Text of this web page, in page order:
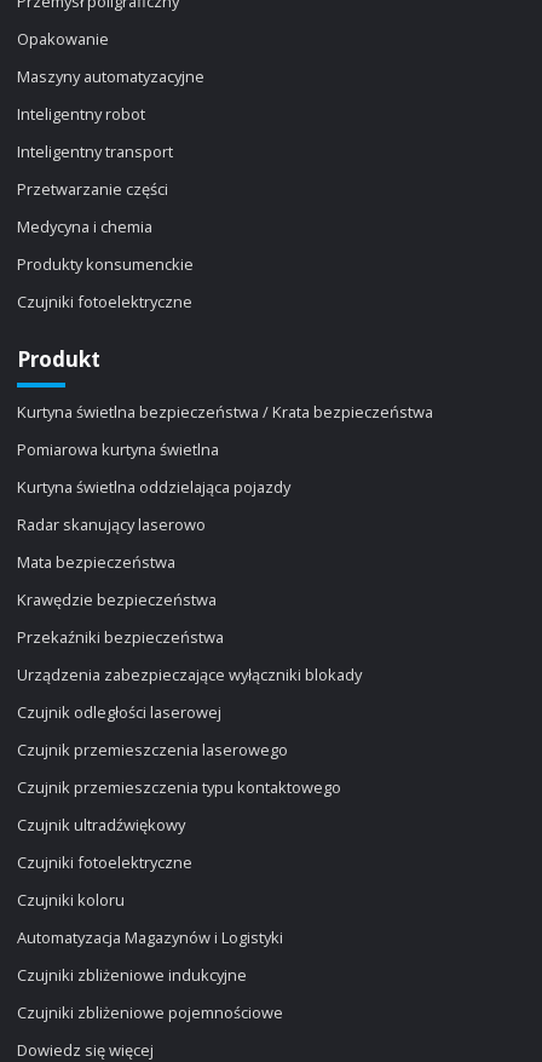
Opakowanie
Maszyny automatyzacyjne
Inteligentny robot
Inteligentny transport
Przetwarzanie części
Medycyna i chemia
Produkty konsumenckie
Czujniki fotoelektryczne
Produkt
Kurtyna świetlna bezpieczeństwa / Krata bezpieczeństwa
Pomiarowa kurtyna świetlna
Kurtyna świetlna oddzielająca pojazdy
Radar skanujący laserowo
Mata bezpieczeństwa
Krawędzie bezpieczeństwa
Przekaźniki bezpieczeństwa
Urządzenia zabezpieczające wyłączniki blokady
Czujnik odległości laserowej
Czujnik przemieszczenia laserowego
Czujnik przemieszczenia typu kontaktowego
Czujnik ultradźwiękowy
Czujniki fotoelektryczne
Czujniki koloru
Automatyzacja Magazynów i Logistyki
Czujniki zbliżeniowe indukcyjne
Czujniki zbliżeniowe pojemnościowe
Dowiedz się więcej